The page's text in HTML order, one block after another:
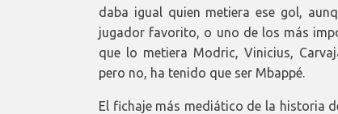
daba igual quien metiera ese gol,
jugador favorito, o uno de los más
que lo metiera Modric, Vinicius,
pero no, ha tenido que ser Mbappé.
El fichaje más mediático de la historia